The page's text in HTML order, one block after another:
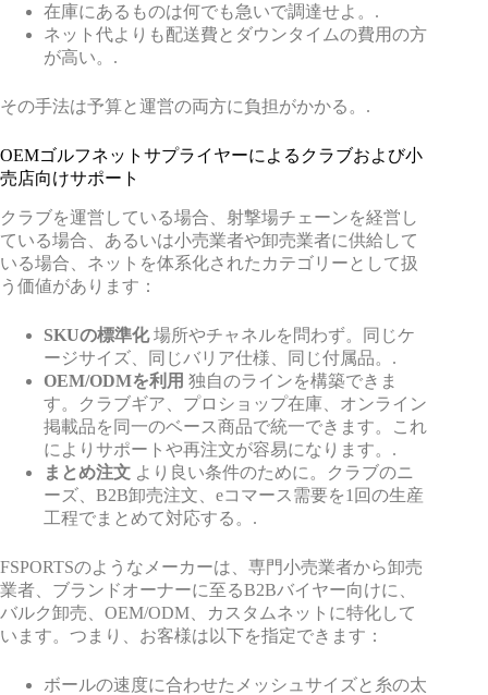
在庫にあるものは何でも急いで調達せよ。.
ネット代よりも配送費とダウンタイムの費用の方
が高い。.
その手法は予算と運営の両方に負担がかかる。.
OEMゴルフネットサプライヤーによるクラブおよび小
売店向けサポート
クラブを運営している場合、射撃場チェーンを経営し
ている場合、あるいは小売業者や卸売業者に供給して
いる場合、ネットを体系化されたカテゴリーとして扱
う価値があります：
SKUの標準化場所やチャネルを問わず。同じケ
ージサイズ、同じバリア仕様、同じ付属品。.
OEM/ODMを利用 独自のラインを構築できま
す。クラブギア、プロショップ在庫、オンライン
掲載品を同一のベース商品で統一できます。これ
によりサポートや再注文が容易になります。.
まとめ注文 より良い条件のために。クラブのニ
ーズ、B2B卸売注文、eコマース需要を1回の生産
工程でまとめて対応する。.
FSPORTSのようなメーカーは、専門小売業者から卸売
業者、ブランドオーナーに至るB2Bバイヤー向けに、
バルク卸売、OEM/ODM、カスタムネットに特化して
います。つまり、お客様は以下を指定できます：
ボールの速度に合わせたメッシュサイズと糸の太